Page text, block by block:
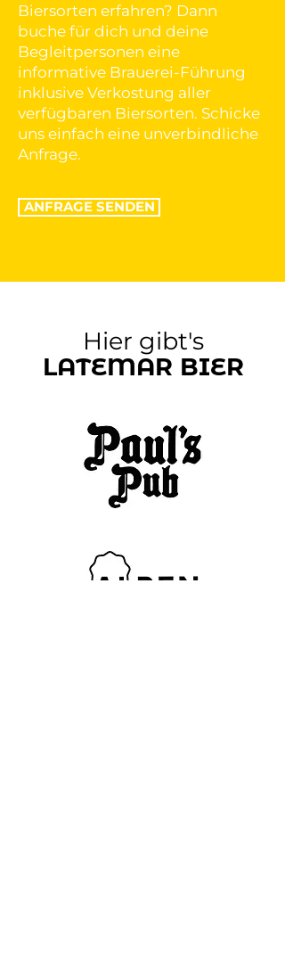
Biersorten erfahren? Dann
buche für dich und deine
Begleitpersonen eine
informative Brauerei-Führung
inklusive Verkostung aller
verfügbaren Biersorten. Schicke
uns einfach eine unverbindliche
Anfrage.
ANFRAGE SENDEN
Hier gibt's
LATEMAR BIER